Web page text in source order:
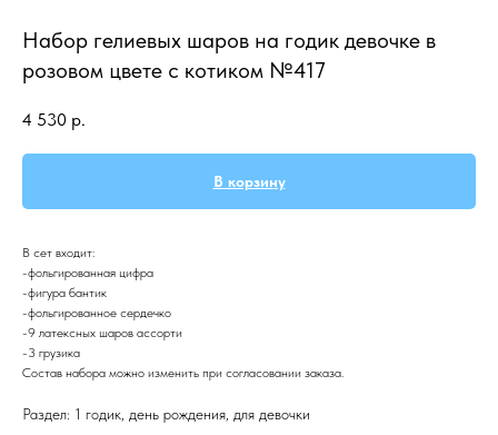
Набор гелиевых шаров на годик девочке в
розовом цвете с котиком №417
4 530 р.
В корзину
В сет входит:
-фольгированная цифра
-фигура бантик
-фольгированное сердечко
-9 латексных шаров ассорти
-3 грузика
Состав набора можно изменить при согласовании заказа.
Раздел: 1 годик, день рождения, для девочки